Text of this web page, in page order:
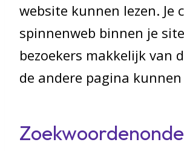
website kunnen lezen. Je
spinnenweb binnen je
bezoekers makkelijk van
de andere pagina